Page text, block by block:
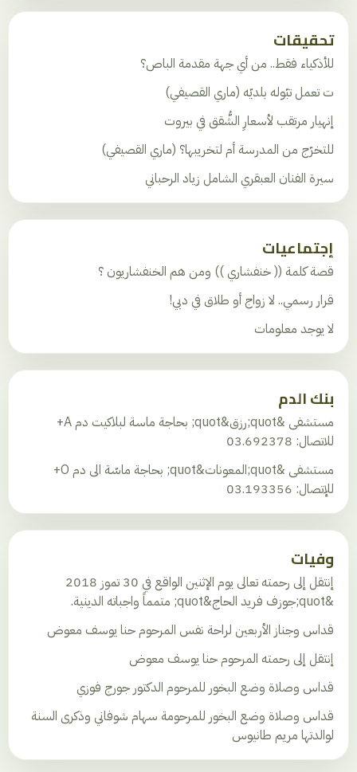
تحقيقات
للأذكياء فقط.. من أي جهة مقدمة الباص؟
ت تعمل تبّوله بلديّه (ماري القصيفي)
إنهيار مرتقب لأسعارِ الشُّقق في بيروت
للتخرّج من المدرسة أم لتخريبها؟ (ماري القصيفي)
سيرة الفنان العبقري الشامل زياد الرحباني
إجتماعيات
قصة كلمة (( خنفشاري )) ومن هم الخنفشاريون ؟
قرار رسمي.. لا زواج أو طلاق في دبي!
لا يوجد معلومات
بنك الدم
مستشفى &quot;رزق&quot; بحاجة ماسة لبلاكيت دم A+
للاتصال: 03.692378
مستشفى &quot;المعونات&quot; بحاجة ماسّة الى دم O+
للإتصال: 03.193356
وفيات
إنتقل إلى رحمته تعالى يوم الإثنين الواقع في 30 تموز 2018
&quot;جوزف فريد الحاج&quot; متمماً واجباته الدينية.
قداس وجناز الأربعين لراحة نفس المرحوم حنا يوسف معوض
إنتقل إلى رحمته المرحوم حنا يوسف معوض
قداس وصلاة وضع البخور للمرحوم الدكتور جورج فوزي
قداس وصلاة وضع البخور للمرحومة سهام شوفاني وذكرى السنة
لوالدتها مريم طانيوس